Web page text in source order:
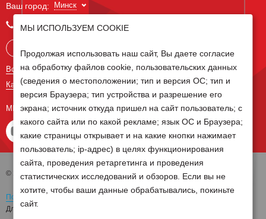
Ваш город: Минск
+375 29 238 97 34
Все контакты
Карта сайта
МЫ В СОЦ СЕТЯХ
© 2026 Группа компаний Белагро
Политика обработки персональных данных
Для отзыва согласия на обработку персональных данных необходимо
МЫ ИСПОЛЬЗУЕМ COOKIE
Продолжая использовать наш сайт, Вы даете согласие
на обработку файлов cookie, пользовательских данных
(сведения о местоположении; тип и версия ОС; тип и
версия Браузера; тип устройства и разрешение его
экрана; источник откуда пришел на сайт пользователь; с
какого сайта или по какой рекламе; язык ОС и Браузера;
какие страницы открывает и на какие кнопки нажимает
пользователь; ip-адрес) в целях функционирования
сайта, проведения ретаргетинга и проведения
статистических исследований и обзоров. Если вы не
хотите, чтобы ваши данные обрабатывались, покиньте
сайт.